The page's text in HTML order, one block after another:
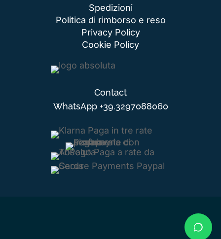
Spedizioni
Politica di rimborso e reso
Privacy Policy
Cookie Policy
Contact
WhatsApp +39.3297088060